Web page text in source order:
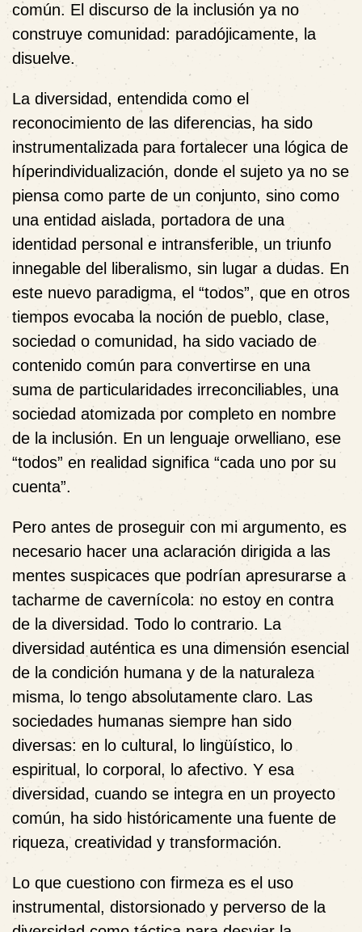
común. El discurso de la inclusión ya no
construye comunidad: paradójicamente, la
disuelve.
La diversidad, entendida como el
reconocimiento de las diferencias, ha sido
instrumentalizada para fortalecer una lógica de
híperindividualización, donde el sujeto ya no se
piensa como parte de un conjunto, sino como
una entidad aislada, portadora de una
identidad personal e intransferible, un triunfo
innegable del liberalismo, sin lugar a dudas. En
este nuevo paradigma, el “todos”, que en otros
tiempos evocaba la noción de pueblo, clase,
sociedad o comunidad, ha sido vaciado de
contenido común para convertirse en una
suma de particularidades irreconciliables, una
sociedad atomizada por completo en nombre
de la inclusión. En un lenguaje orwelliano, ese
“todos” en realidad significa “cada uno por su
cuenta”.
Pero antes de proseguir con mi argumento, es
necesario hacer una aclaración dirigida a las
mentes suspicaces que podrían apresurarse a
tacharme de cavernícola: no estoy en contra
de la diversidad. Todo lo contrario. La
diversidad auténtica es una dimensión esencial
de la condición humana y de la naturaleza
misma, lo tengo absolutamente claro. Las
sociedades humanas siempre han sido
diversas: en lo cultural, lo lingüístico, lo
espiritual, lo corporal, lo afectivo. Y esa
diversidad, cuando se integra en un proyecto
común, ha sido históricamente una fuente de
riqueza, creatividad y transformación.
Lo que cuestiono con firmeza es el uso
instrumental, distorsionado y perverso de la